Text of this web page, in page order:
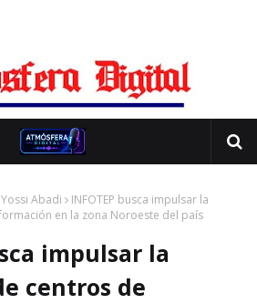
Abadi
INFOTEP busca impulsar la
en la zona Noroeste del país
impulsar la
centros de